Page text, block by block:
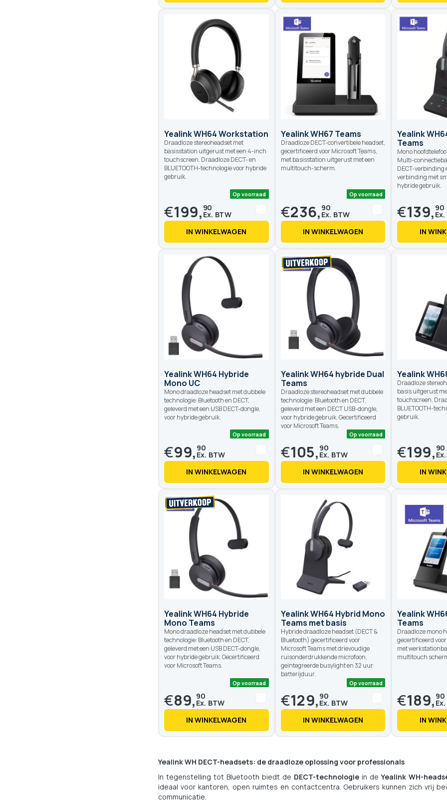
Yealink WH64 Workstation
Draadloze stereoheadset met
basisstation uitgerust met een 4-inch
touchscreen. Draadloze DECT- en
BLUETOOTH-technologie voor hybride
gebruik.
€199, 90
IN WINKELWAGEN
Yealink WH67 Teams
Draadloze DECT-convertibele headset,
gecertificeerd voor Microsoft Teams,
met basisstation uitgerust met een
multitouch-scherm.
Op voorraad
€236, 90
IN WINKELWAGEN
Yealink
Teams
Mono
Multi-
DECT-verbinding
verbinding met
hybride gebruik.
€139, 90
IN
Yealink WH64 Hybride
Mono UC
Mono draadloze headset met dubbele
technologie: Bluetooth en DECT,
geleverd met een USB DECT-dongle,
voor hybride gebruik.
Op voorraad
€99, 90
IN WINKELWAGEN
Yealink WH64 hybride Dual
Teams
Draadloze stereoheadset met dubbele
technologie: Bluetooth en DECT,
geleverd met een DECT USB-dongle,
voor hybride gebruik. Gecertificeerd
voor Microsoft Teams.
Op voorraad
€105, 90
IN WINKELWAGEN
Yealink
Draadloze
basis uitgerust
touchscreen.
BLUETOOTH-
gebruik.
€199, 90
IN
Yealink WH64 Hybride
Mono Teams
Mono draadloze headset met dubbele
technologie: Bluetooth en DECT,
geleverd met een USB DECT-dongle,
voor hybride gebruik. Gecertificeerd
voor Microsoft Teams.
€89, 90
IN WINKELWAGEN
Yealink WH64 Hybrid Mono
Teams met basis
Hybride draadloze headset (DECT &
Bluetooth) gecertificeerd voor
Microsoft Teams met drievoudige
ruisonderdrukkende microfoon,
geïntegreerde busylight en 32 uur
batterijduur.
€129, 90
IN WINKELWAGEN
Yealink
Teams
Draadloze mono
gecertificeerd
met
multitouch
€189, 90
IN
Yealink WH DECT-headsets: de draadloze oplossing voor professionals
In tegenstelling tot Bluetooth biedt de DECT-technologiein deYealink WH-
ideaal voor kantoren, open ruimtes en contactcentra. Gebruikers kunnen zich vrij
communicatie.